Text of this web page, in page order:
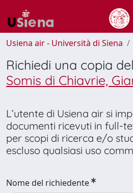
Usiena air - Università di Siena
Richiedi una copia
Somis di Chiavrie,
L’utente di Usiena air si
documenti ricevuti in full-
per scopi di ricerca e/o
escluso qualsiasi uso
Nome del richiedente